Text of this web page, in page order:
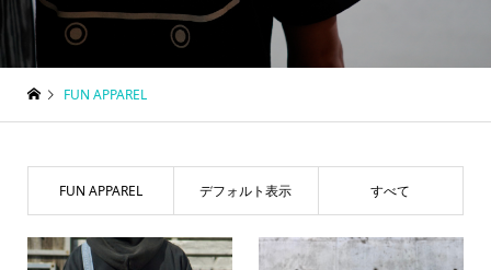
FUN APPAREL
FUN APPAREL デフォルト表示 すべて